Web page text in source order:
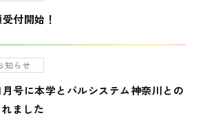
付開始！
知らせ
号に本学とパルシステム神奈川との
ました